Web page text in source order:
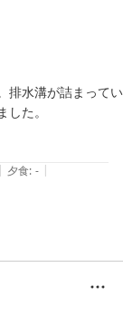
排水溝が詰まってい
た。
くりできるなと思
ったのでもう少し
| 夕食: - |